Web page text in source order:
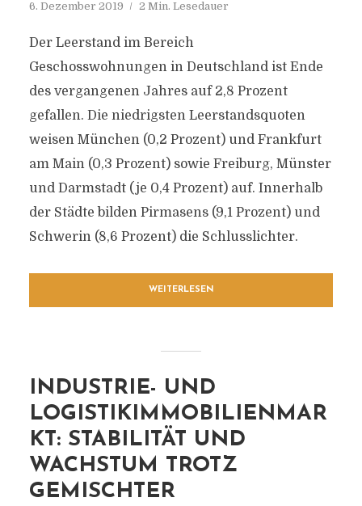
6. Dezember 2019 2 Min. Lesedauer
Der Leerstand im Bereich
Geschosswohnungen in Deutschland ist Ende
des vergangenen Jahres auf 2,8 Prozent
gefallen. Die niedrigsten Leerstandsquoten
weisen München (0,2 Prozent) und Frankfurt
am Main (0,3 Prozent) sowie Freiburg, Münster
und Darmstadt (je 0,4 Prozent) auf. Innerhalb
der Städte bilden Pirmasens (9,1 Prozent) und
Schwerin (8,6 Prozent) die Schlusslichter.
WEITERLESEN
INDUSTRIE- UND
LOGISTIKIMMOBILIENMAR
KT: STABILITÄT UND
WACHSTUM TROTZ
GEMISCHTER